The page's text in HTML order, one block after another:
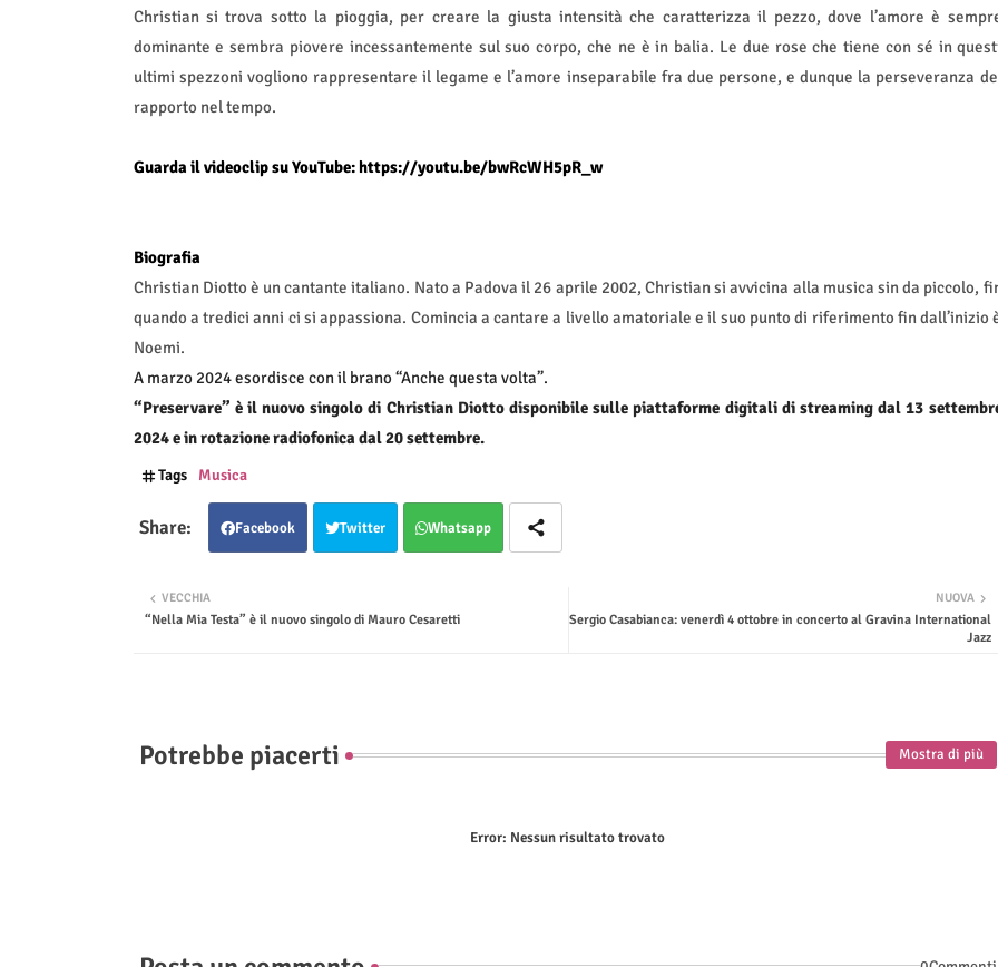
Christian si trova sotto la pioggia, per creare la giusta intensità che caratterizza il pezzo, dove l’amore è
dominante e sembra piovere incessantemente sul suo corpo, che ne è in balia. Le due rose che tiene con sé in
ultimi spezzoni vogliono rappresentare il legame e l’amore inseparabile fra due persone, e dunque la perseveranza
rapporto nel tempo.
Guarda il videoclip su YouTube:https://youtu.be/bwRcWH5pR_w
Biografia
Christian Diotto è un cantante italiano. Nato a Padova il 26 aprile 2002, Christian si avvicina alla musica sin da piccolo,
quando a tredici anni ci si appassiona. Comincia a cantare a livello amatoriale e il suo punto di riferimento fin dall’inizio
Noemi.
A marzo 2024 esordisce con il brano “Anche questa volta”.
“Preservare” è il nuovo singolo di Christian Diotto disponibile sulle piattaforme digitali di streaming dal 13
2024 e in rotazione radiofonica dal 20 settembre.
Tags Musica
Facebook Twitter Whatsapp
NUOVA
Sergio Casabianca: venerdì 4 ottobre in concerto al Gravina International
Jazz
VECCHIA
“Nella Mia Testa” è il nuovo singolo di Mauro Cesaretti
Potrebbe piacerti Mostra di più
Error: Nessun risultato trovato